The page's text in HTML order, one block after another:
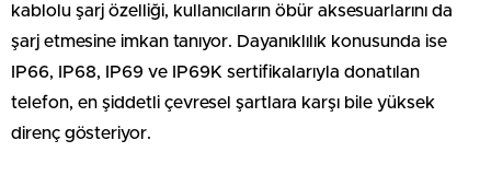
kablolu şarj özelliği, kullanıcıların öbür aksesuarlarını da
şarj etmesine imkan tanıyor. Dayanıklılık konusunda ise
IP66, IP68, IP69 ve IP69K sertifikalarıyla donatılan
telefon, en şiddetli çevresel şartlara karşı bile yüksek
direnç gösteriyor.